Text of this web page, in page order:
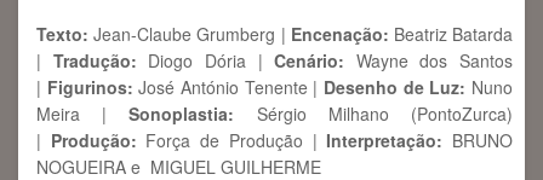
Texto: Jean-Claube Grumberg | Encenação: Beatriz Batarda
| Tradução: Diogo Dória |Cenário: Wayne dos Santos
| Figurinos: José António Tenente | Desenho de Luz: Nuno
Meira |Sonoplastia: Sérgio Milhano (PontoZurca)
| Produção: Força de Produção | Interpretação: BRUNO
NOGUEIRA e MIGUEL GUILHERME